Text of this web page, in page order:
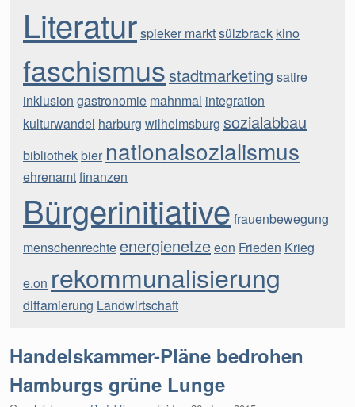
Literaturspieker marktsülzbrack kino
faschismusstadtmarketing satire
inklusion gastronomie mahnmal integration
kulturwandel harburg wilhelmsburg sozialabbau
bibliothekbier nationalsozialismus
ehrenamtfinanzen
Bürgerinitiative frauenbewegung
menschenrechteenergienetzeeon Frieden Krieg
e.on rekommunalisierung
diffamierung Landwirtschaft
Handelskammer-Pläne bedrohen
Hamburgs grüne Lunge